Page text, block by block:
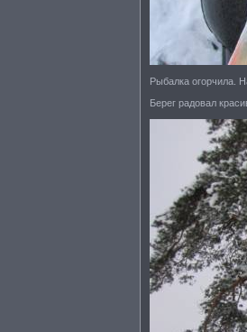
Рыбалка огорчила.
Берег радовал